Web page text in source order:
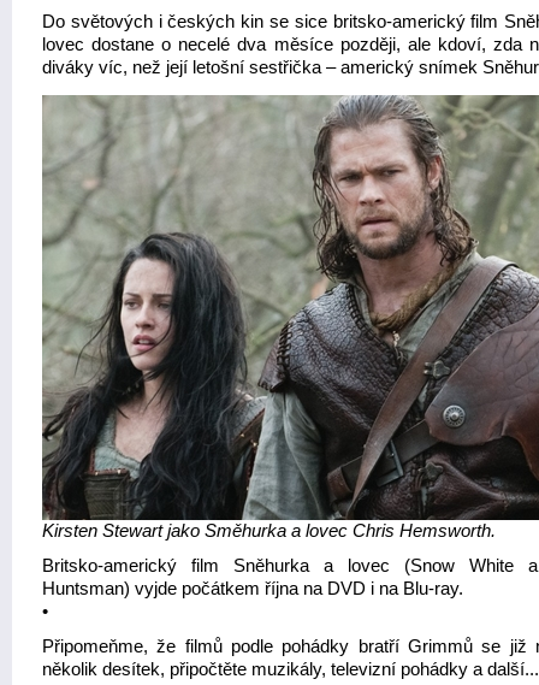
Do světových i českých kin se sice britsko-americký film
lovec dostane o necelé dva měsíce později, ale kdoví, zda
diváky víc, než její letošní sestřička – americký snímek
Kirsten Stewart jako Směhurka a lovec Chris Hemsworth.
Britsko-americký film Sněhurka a lovec (Snow White
Huntsman) vyjde počátkem října na DVD i na Blu-ray.
•
Připomeňme, že filmů podle pohádky bratří Grimmů se již
několik desítek, připočtěte muzikály, televizní pohádky a další...